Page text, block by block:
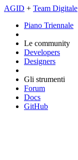
AGID + Team Digitale
Piano Triennale
Le community
Developers
Designers
Gli strumenti
Forum
Docs
GitHub